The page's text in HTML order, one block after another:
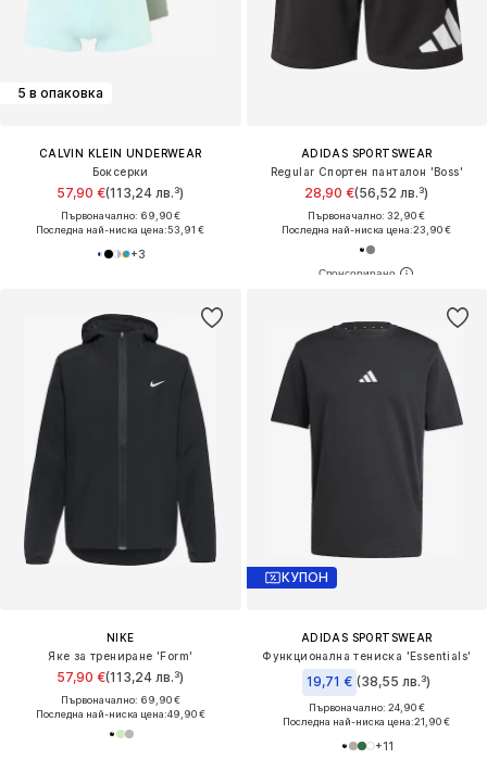
5 в опаковка
CALVIN KLEIN UNDERWEAR
Боксерки
57,90 €(113,24 лв.³)
Първоначално: 69,90 €
Последна най-ниска цена:53,91 €
+3
ADIDAS SPORTSWEAR
Regular Спортен панталон 'Boss'
28,90 €(56,52 лв.³)
Първоначално: 32,90 €
Последна най-ниска цена:23,90 €
NIKE
Яке за трениране 'Form'
57,90 €(113,24 лв.³)
Първоначално: 69,90 €
Последна най-ниска цена:49,90 €
КУПОН
ADIDAS SPORTSWEAR
Функционална тениска 'Essentials'
19,71 € (38,55 лв.³)
Първоначално: 24,90 €
Последна най-ниска цена:21,90 €
+11